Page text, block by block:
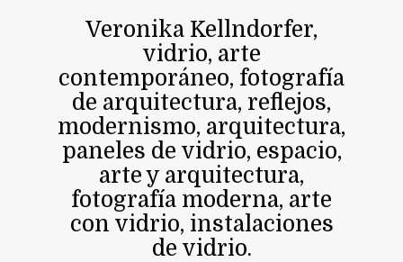
Veronika Kellndorfer,
vidrio, arte
contemporáneo, fotografía
de arquitectura, reflejos,
modernismo, arquitectura,
paneles de vidrio, espacio,
arte y arquitectura,
fotografía moderna, arte
con vidrio, instalaciones
de vidrio.